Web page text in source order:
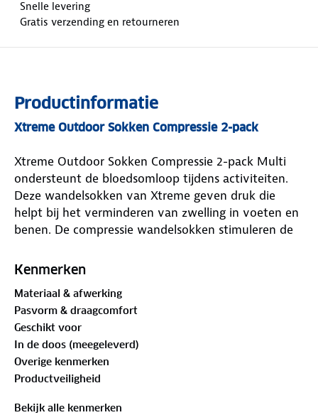
Snelle levering
Gratis verzending en retourneren
Productinformatie
Xtreme Outdoor Sokken Compressie 2-pack
Xtreme Outdoor Sokken Compressie 2-pack Multi
ondersteunt de bloedsomloop tijdens activiteiten.
Deze wandelsokken van Xtreme geven druk die
helpt bij het verminderen van zwelling in voeten en
benen. De compressie wandelsokken stimuleren de
een lager melkzuurniveau. De compressie sokken
ervoor dat de compressie sokken vocht afvoeren en
snel drogen. De Xtreme sokken zijn naadloos en
verkrijgbaar in verschillende kleuren.De voetzone
heeft een kussen voor bescherming en comfort.
Daarnaast zorgt de wol voor warmte tijdens de
koudere dagen. Elke verpakking bevat twee paar.
Kenmerken
Materiaal & afwerking
Pasvorm & draagcomfort
Geschikt voor
In de doos (meegeleverd)
Overige kenmerken
Productveiligheid
Bekijk alle kenmerken